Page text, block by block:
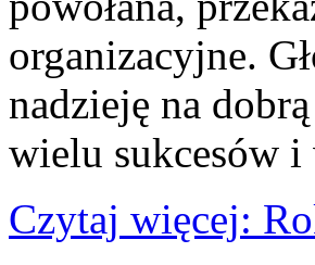
organizacyjne.
nadzieję na
wielu sukcesów i
Czytaj więcej: